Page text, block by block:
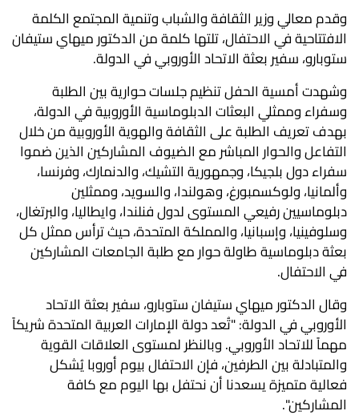
وقدم معالي وزير الثقافة والشباب وتنمية المجتمع الكلمة
الافتتاحية في الاحتفال، تلتها كلمة من الدكتور ميهاي ستيفان
ستوبارو، سفير بعثة الاتحاد الأوروبي في الدولة.
وشهدت أمسية الحفل تنظيم جلسات حوارية بين الطلبة
وسفراء وممثلي البعثات الدبلوماسية الأوروبية في الدولة،
بهدف تعريف الطلبة على الثقافة والهوية الأوروبية من خلال
التفاعل والحوار المباشر مع الضيوف المشاركين الذين ضموا
سفراء دول بلجيكا، وجمهورية التشيك، والدنمارك، وفرنسا،
وألمانيا، ولوكسمبورغ، وهولندا، والسويد، وممثلين
دبلوماسيين رفيعي المستوى لدول فنلندا، وايطاليا، والبرتغال،
وسلوفينيا، وإسبانيا، والمملكة المتحدة، حيث ترأس ممثل كل
بعثة دبلوماسية طاولة حوار مع طلبة الجامعات المشاركين
في الاحتفال.
وقال الدكتور ميهاي ستيفان ستوبارو، سفير بعثة الاتحاد
الأوروبي في الدولة: "تُعد دولة الإمارات العربية المتحدة شريكاً
مهماً للاتحاد الأوروبي. وبالنظر لمستوى العلاقات القوية
والمتبادلة بين الطرفين، فإن الاحتفال بيوم أوروبا يُشكل
فعالية متميزة يسعدنا أن نحتفل بها اليوم مع كافة
المشاركين".